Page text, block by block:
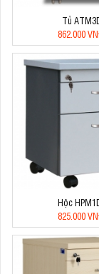
Tủ
862.000
Hộc
825.000